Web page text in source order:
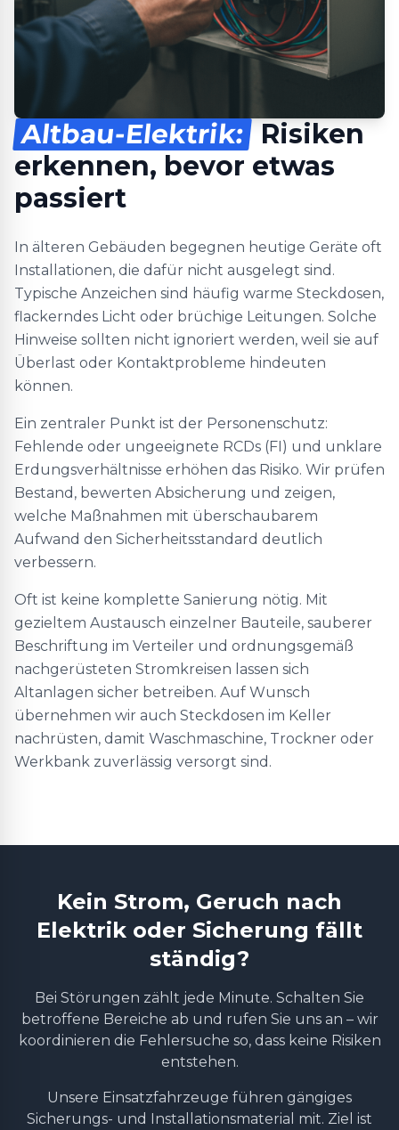
Altbau-Elektrik: Risiken
erkennen, bevor etwas
passiert
In älteren Gebäuden begegnen heutige Geräte oft
Installationen, die dafür nicht ausgelegt sind.
Typische Anzeichen sind häufig warme Steckdosen,
flackerndes Licht oder brüchige Leitungen. Solche
Hinweise sollten nicht ignoriert werden, weil sie auf
Überlast oder Kontaktprobleme hindeuten
können.
Ein zentraler Punkt ist der Personenschutz:
Fehlende oder ungeeignete RCDs (FI) und unklare
Erdungsverhältnisse erhöhen das Risiko. Wir prüfen
Bestand, bewerten Absicherung und zeigen,
welche Maßnahmen mit überschaubarem
Aufwand den Sicherheitsstandard deutlich
verbessern.
Oft ist keine komplette Sanierung nötig. Mit
gezieltem Austausch einzelner Bauteile, sauberer
Beschriftung im Verteiler und ordnungsgemäß
nachgerüsteten Stromkreisen lassen sich
Altanlagen sicher betreiben. Auf Wunsch
übernehmen wir auch Steckdosen im Keller
nachrüsten, damit Waschmaschine, Trockner oder
Werkbank zuverlässig versorgt sind.
Kein Strom, Geruch nach
Elektrik oder Sicherung fällt
ständig?
Bei Störungen zählt jede Minute. Schalten Sie
betroffene Bereiche ab und rufen Sie uns an – wir
koordinieren die Fehlersuche so, dass keine Risiken
entstehen.
Unsere Einsatzfahrzeuge führen gängiges
Sicherungs- und Installationsmaterial mit. Ziel ist